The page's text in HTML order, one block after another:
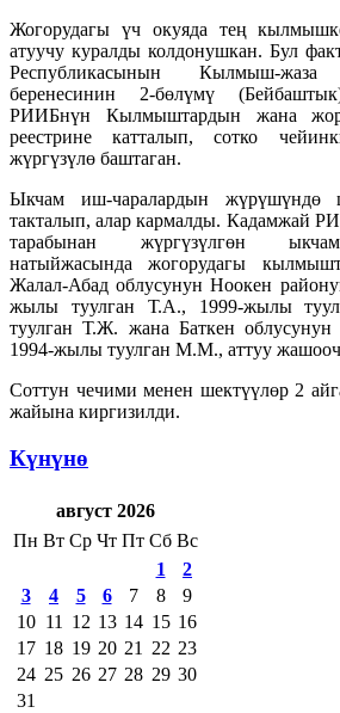
Жогорудагы үч окуяда тең
атуучу куралды колдонушкан. Бул
Республикасынын Кылмыш-
беренесинин 2-бөлүмү
РИИБнүн Кылмыштардын жана
реестрине катталып, сотко
жүргүзүлө баштаган.
Ыкчам иш-чаралардын жүрүшүндө
такталып, алар кармалды. Кадамжай
тарабынан жүргүзүлгөн
натыйжасында жогорудагы
Жалал-Абад облусунун Ноокен
жылы туулган Т.А., 1999-жылы
туулган Т.Ж. жана Баткен
1994-жылы туулган М.М., аттуу
Соттун чечими менен шектүүлөр 2
жайына киргизилди.
Күнүнө
август 2026
Пн Вт Ср Чт Пт Сб Вс
1
2
3
4 5 6 7 8
9
10 11 12 13 14 15 16
17 18 19 20 21 22 23
24 25 26 27 28 29 30
31